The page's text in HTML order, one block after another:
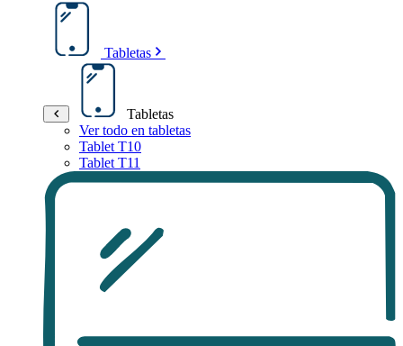
Tabletas
Tabletas
Ver todo en tabletas
Tablet T10
Tablet T11